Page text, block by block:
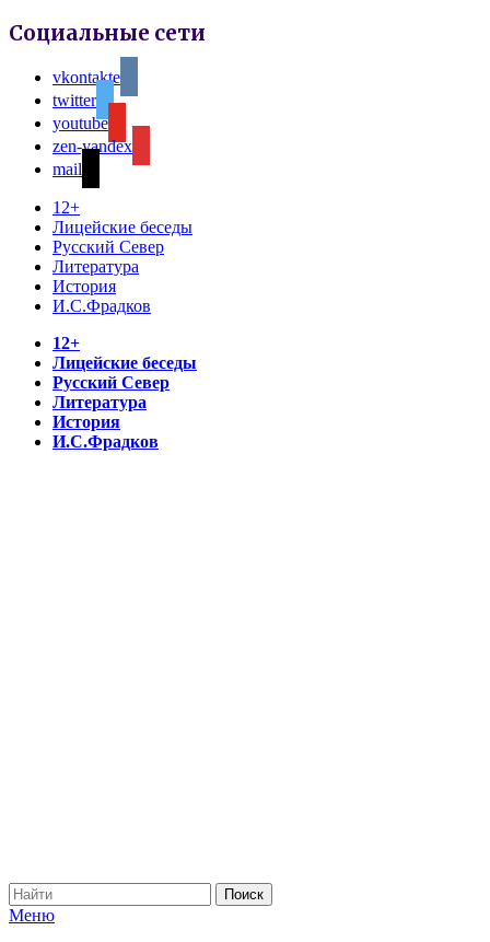
Социальные сети
vkontakte
twitter
youtube
zen-yandex
mail
12+
Лицейские беседы
Русский Север
Литература
История
И.С.Фрадков
12+
Лицейские беседы
Русский Север
Литература
История
И.С.Фрадков
Меню